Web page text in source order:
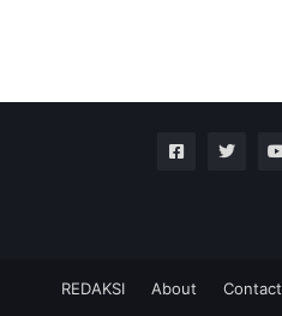
REDAKSI About Contact